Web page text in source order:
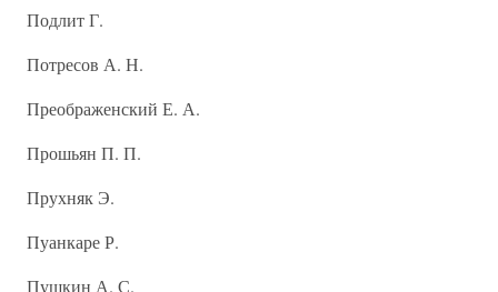
Подлит Г.
Потресов А. Н.
Преображенский Е. А.
Прошьян П. П.
Прухняк Э.
Пуанкаре Р.
Пушкин А. С.